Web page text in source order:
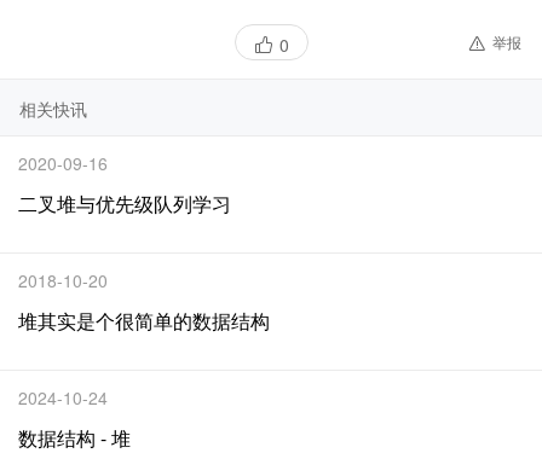
0 举报
相关快讯
2020-09-16
二叉堆与优先级队列学习
2018-10-20
堆其实是个很简单的数据结构
2024-10-24
数据结构 - 堆